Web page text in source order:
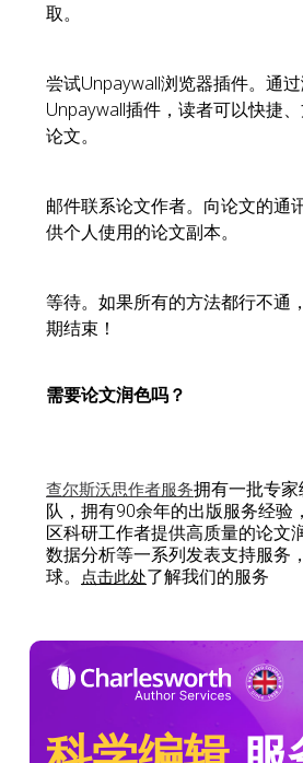
取。
尝试Unpaywall浏览器插件。通
Unpaywall插件，读者可以快捷
论文。
邮件联系论文作者。向论文的通
供个人使用的论文副本。
等待。如果所有的方法都行不通
期结束！
需要论文润色吗？
查尔斯沃思作者服务拥有一批专
队，拥有90余年的出版服务经验
区科研工作者提供高质量的论文
数据分析等一系列发表支持服务
球。
点击此处了解我们的服务